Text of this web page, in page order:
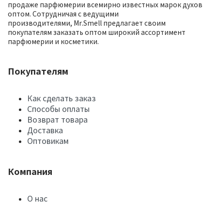
продаже парфюмерии всемирно известных марок духов
оптом. Сотрудничая с ведущими
производителями, Mr.Smell предлагает своим
покупателям заказать оптом широкий ассортимент
парфюмерии и косметики.
Покупателям
Как сделать заказ
Способы оплаты
Возврат товара
Доставка
Оптовикам
Компания
О нас